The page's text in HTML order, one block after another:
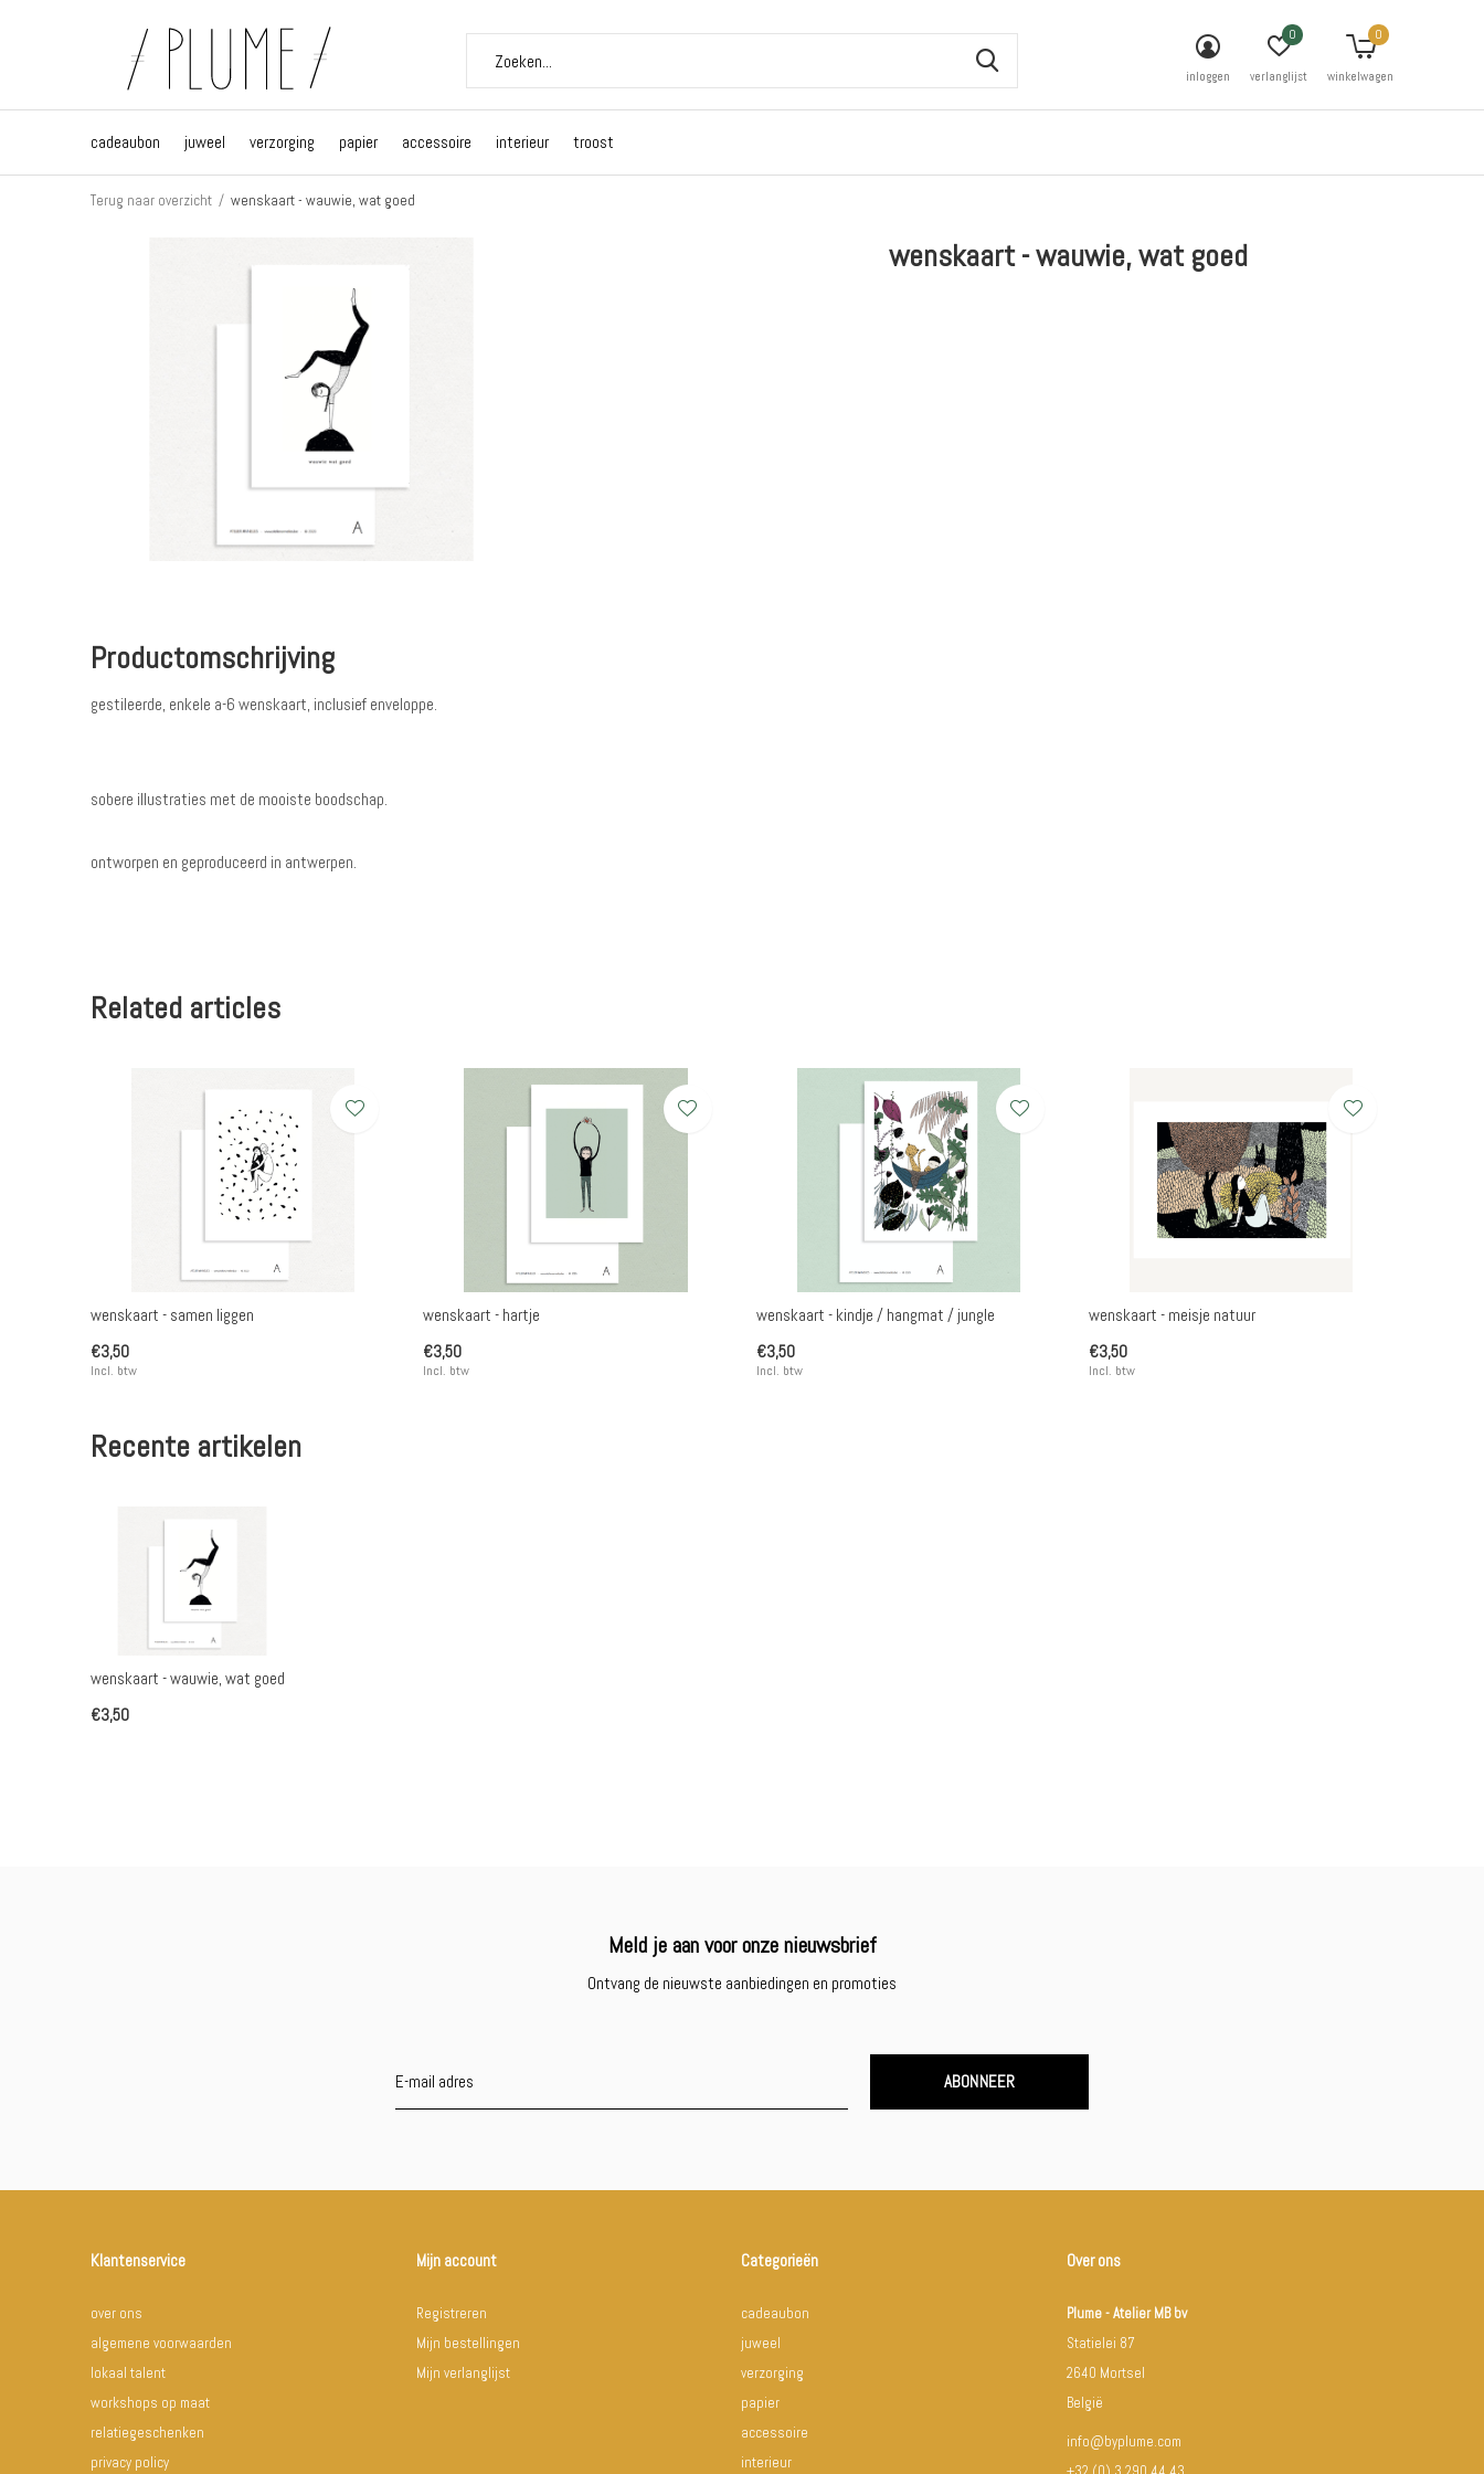
cadeaubon juweel verzorging papier accessoire interieur troost
inloggen verlanglijst
0
winkelwagen
0
Terug naar overzicht wenskaart - wauwie, wat goed
wenskaart - wauwie, wat goed
Productomschrijving
gestileerde, enkele a-6 wenskaart, inclusief enveloppe.
sobere illustraties met de mooiste boodschap.
ontworpen en geproduceerd in antwerpen.
Related articles
wenskaart - samen liggen
€3,50
Incl. btw
wenskaart - hartje
€3,50
Incl. btw
wenskaart - kindje / hangmat / jungle
€3,50
Incl. btw
wenskaart - meisje natuur
€3,50
Incl. btw
Recente artikelen
wenskaart - wauwie, wat goed
€3,50
Meld je aan voor onze nieuwsbrief
Ontvang de nieuwste aanbiedingen en promoties
ABONNEER
Klantenservice
over ons
algemene voorwaarden
lokaal talent
workshops op maat
relatiegeschenken
privacy policy
Mijn account
Registreren
Mijn bestellingen
Mijn verlanglijst
Categorieën
cadeaubon
juweel
verzorging
papier
accessoire
interieur
Over ons
Plume - Atelier MB bv
Statielei 87
2640 Mortsel
België
info@byplume.com